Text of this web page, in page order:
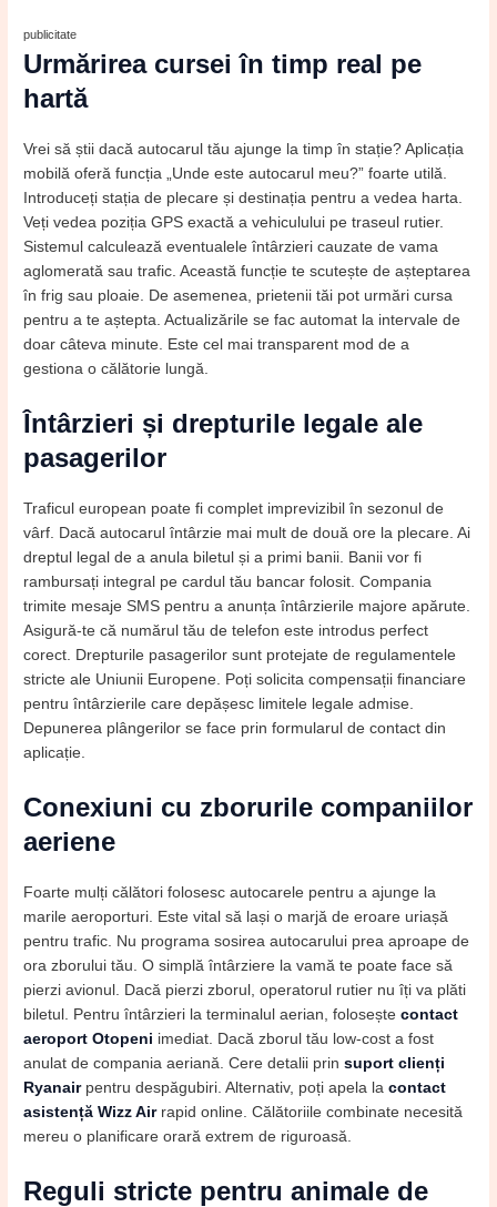
publicitate
Urmărirea cursei în timp real pe
hartă
Vrei să știi dacă autocarul tău ajunge la timp în stație? Aplicația
mobilă oferă funcția „Unde este autocarul meu?” foarte utilă.
Introduceți stația de plecare și destinația pentru a vedea harta.
Veți vedea poziția GPS exactă a vehiculului pe traseul rutier.
Sistemul calculează eventualele întârzieri cauzate de vama
aglomerată sau trafic. Această funcție te scutește de așteptarea
în frig sau ploaie. De asemenea, prietenii tăi pot urmări cursa
pentru a te aștepta. Actualizările se fac automat la intervale de
doar câteva minute. Este cel mai transparent mod de a
gestiona o călătorie lungă.
Întârzieri și drepturile legale ale
pasagerilor
Traficul european poate fi complet imprevizibil în sezonul de
vârf. Dacă autocarul întârzie mai mult de două ore la plecare. Ai
dreptul legal de a anula biletul și a primi banii. Banii vor fi
rambursați integral pe cardul tău bancar folosit. Compania
trimite mesaje SMS pentru a anunța întârzierile majore apărute.
Asigură-te că numărul tău de telefon este introdus perfect
corect. Drepturile pasagerilor sunt protejate de regulamentele
stricte ale Uniunii Europene. Poți solicita compensații financiare
pentru întârzierile care depășesc limitele legale admise.
Depunerea plângerilor se face prin formularul de contact din
aplicație.
Conexiuni cu zborurile companiilor
aeriene
Foarte mulți călători folosesc autocarele pentru a ajunge la
marile aeroporturi. Este vital să lași o marjă de eroare uriașă
pentru trafic. Nu programa sosirea autocarului prea aproape de
ora zborului tău. O simplă întârziere la vamă te poate face să
pierzi avionul. Dacă pierzi zborul, operatorul rutier nu îți va plăti
biletul. Pentru întârzieri la terminalul aerian, foloseștecontact
aeroport Otopeni imediat. Dacă zborul tău low-cost a fost
anulat de compania aeriană. Cere detalii prinsuport clienți
Ryanairpentru despăgubiri. Alternativ, poți apela lacontact
asistență Wizz Airrapid online. Călătoriile combinate necesită
mereu o planificare orară extrem de riguroasă.
Reguli stricte pentru animale de